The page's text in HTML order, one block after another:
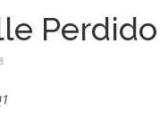
Perdido